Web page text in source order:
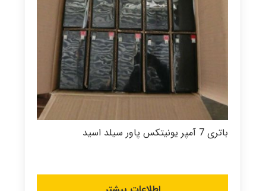
باتری 7 آمپر یونیتکس پاور سیلد اسید